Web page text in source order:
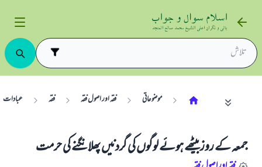
موضوعاتی فقہ اور اصول فقہ فقہ عبادات
جمعہ كے روز بيٹھے ہوئے لوگوں كى گردنيں پھلانگنے كى حرمت